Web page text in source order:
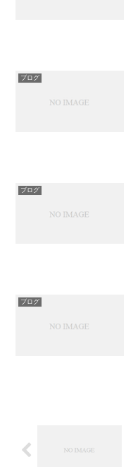
ブログ
ブログ
ブログ